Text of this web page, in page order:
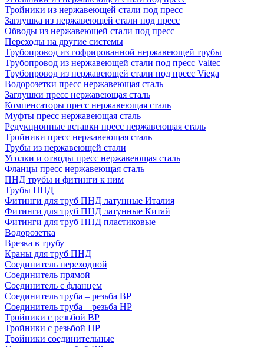
Тройники из нержавеющей стали под пресс
Заглушка из нержавеющей стали под пресс
Обводы из нержавеющей стали под пресс
Переходы на другие системы
Трубопровод из гофрированной нержавеющей трубы
Трубопровод из нержавеющей стали под пресс Valtec
Трубопровод из нержавеющей стали под пресс Viega
Водорозетки пресс нержавеющая сталь
Заглушки пресс нержавеющая сталь
Компенсаторы пресс нержавеющая сталь
Муфты пресс нержавеющая сталь
Редукционные вставки пресс нержавеющая сталь
Тройники пресс нержавеющая сталь
Трубы из нержавеющей стали
Уголки и отводы пресс нержавеющая сталь
Фланцы пресс нержавеющая сталь
ПНД трубы и фитинги к ним
Трубы ПНД
Фитинги для труб ПНД латунные Италия
Фитинги для труб ПНД латунные Китай
Фитинги для труб ПНД пластиковые
Водорозетка
Врезка в трубу
Краны для труб ПНД
Соединитель переходной
Соединитель прямой
Соединитель с фланцем
Соединитель труба – резьба ВР
Соединитель труба – резьба НР
Тройники с резьбой ВР
Тройники с резьбой НР
Тройники соединительные